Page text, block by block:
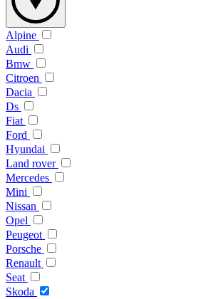
Alpine
Audi
Bmw
Citroen
Dacia
Ds
Fiat
Ford
Hyundai
Land rover
Mercedes
Mini
Nissan
Opel
Peugeot
Porsche
Renault
Seat
Skoda